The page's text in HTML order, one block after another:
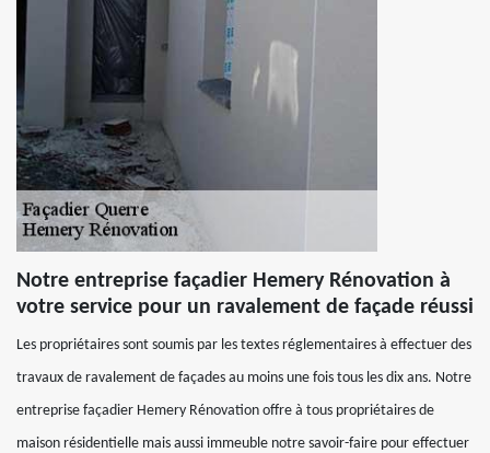
Notre entreprise façadier Hemery Rénovation à
votre service pour un ravalement de façade réussi
Les propriétaires sont soumis par les textes réglementaires à effectuer des
travaux de ravalement de façades au moins une fois tous les dix ans. Notre
entreprise façadier Hemery Rénovation offre à tous propriétaires de
maison résidentielle mais aussi immeuble notre savoir-faire pour effectuer